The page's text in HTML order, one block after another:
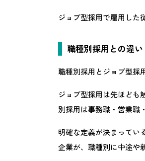
ジョブ型採用で雇用した
職種別採用との違い
職種別採用とジョブ型採
ジョブ型採用は先ほども
別採用は事務職・営業職
明確な定義が決まってい
企業が、職種別に中途や